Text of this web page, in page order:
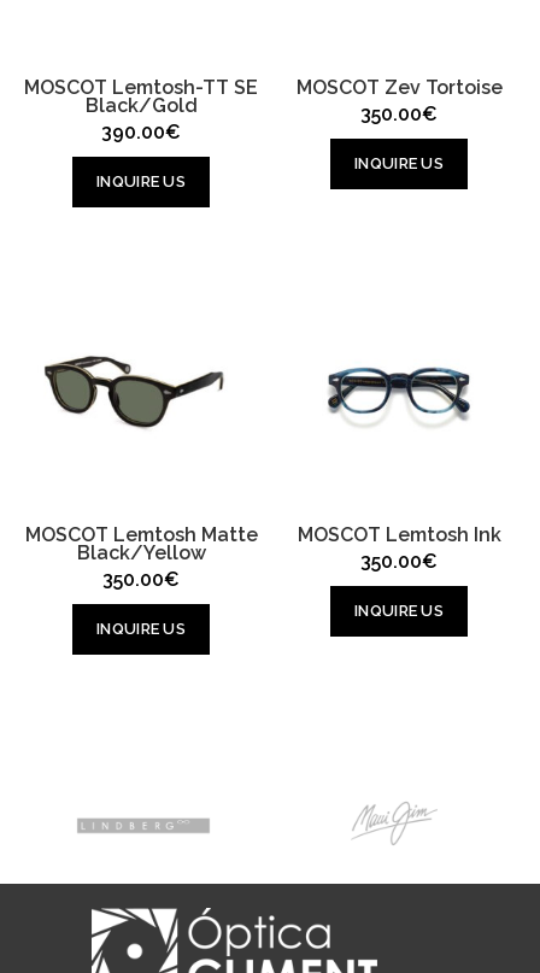
MOSCOT Lemtosh-TT SE
Black/Gold
390.00€
INQUIRE US
MOSCOT Zev Tortoise
350.00€
INQUIRE US
MOSCOT Lemtosh Matte
Black/Yellow
350.00€
INQUIRE US
MOSCOT Lemtosh Ink
350.00€
INQUIRE US